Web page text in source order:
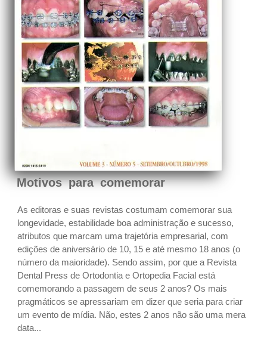
Motivos para comemorar
As editoras e suas revistas costumam comemorar sua
longevidade, estabilidade boa administração e sucesso,
atributos que marcam uma trajetória empresarial, com
edições de aniversário de 10, 15 e até mesmo 18 anos (o
número da maioridade). Sendo assim, por que a Revista
Dental Press de Ortodontia e Ortopedia Facial está
comemorando a passagem de seus 2 anos? Os mais
pragmáticos se apressariam em dizer que seria para criar
um evento de mídia. Não, estes 2 anos não são uma mera
data...